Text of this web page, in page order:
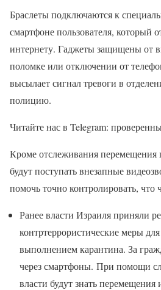
Браслеты подключаются к
смартфоне пользователя, который
интернету. Гаджеты защищены от
поломке или отключении от
высылает сигнал тревоги в
полицию.
Читайте нас в Telegram:
Кроме отслеживания перемещения
будут поступать внезапные
помочь точно контролировать, что
Ранее власти Израиля приняли
контртеррористические меры для
выполнением карантина. За
через смартфоны. При помощи
власти будут знать